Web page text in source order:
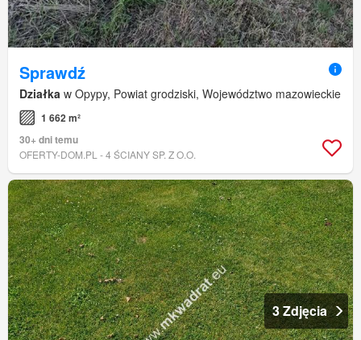
Sprawdź
Działka w Opypy, Powiat grodziski, Województwo mazowieckie
1 662 m²
30+ dni temu
OFERTY-DOM.PL - 4 ŚCIANY SP. Z O.O.
3 Zdjęcia